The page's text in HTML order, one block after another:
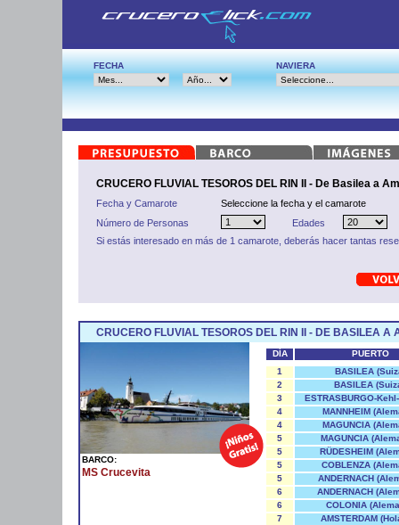
FECHA NAVIERA
CRUCERO FLUVIAL TESOROS DEL RIN II - De Basilea a
Fecha y Camarote
Seleccione la fecha y el camarote
Número de Personas
Edades
Si estás interesado en más de 1 camarote, deberás hacer tantas
CRUCERO FLUVIAL TESOROS DEL RIN II - DE BASILEA A
BARCO:
MS Crucevita
DÍA
PUERTO
1
BASILEA
2
BASILEA
3
ESTRASBURGO-
4
MANNHEIM
4
MAGUNCIA
5
MAGUNCIA
5
RÜDESHEIM
5
COBLENZA
5
ANDERNACH
6
ANDERNACH
6
COLONIA
7
AMSTERDAM